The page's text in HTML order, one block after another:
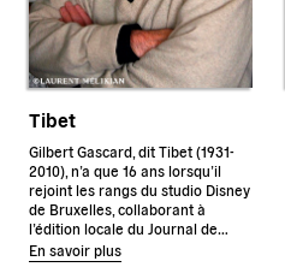
Tibet
Gilbert Gascard, dit Tibet (1931-
2010), n’a que 16 ans lorsqu’il
rejoint les rangs du studio Disney
de Bruxelles, collaborant à
l’édition locale du Journal de…
En savoir plus